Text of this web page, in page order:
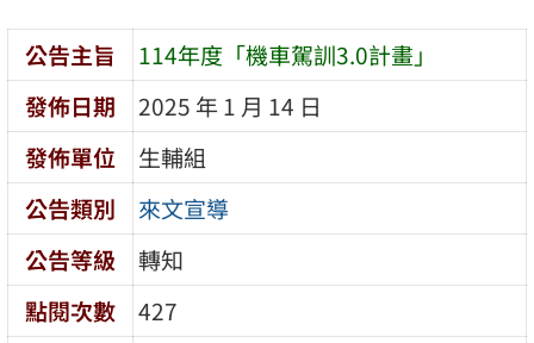
區
公告主旨
114年度「機車駕訓3.0計畫」
發佈日期
2025 年 1 月 14 日
發佈單位
生輔組
公告類別
來文宣導
公告等級
轉知
點閱次數
427